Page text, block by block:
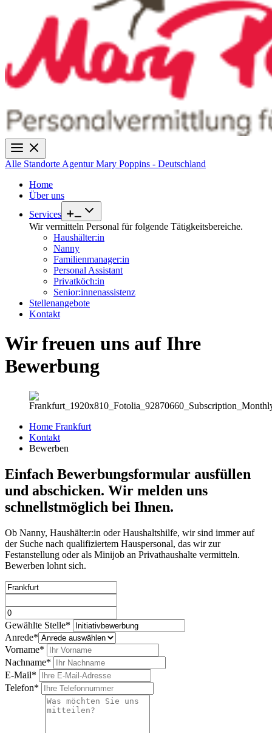
Alle Standorte Agentur Mary Poppins - Deutschland
Home
Über uns
Services
Wir vermitteln Personal für folgende Tätigkeitsbereiche.
Haushälter:in
Nanny
Familienmanager:in
Personal Assistant
Privatköch:in
Senior:innenassistenz
Stellenangebote
Kontakt
Wir freuen uns auf Ihre
Bewerbung
Home Frankfurt
Kontakt
Bewerben
Einfach Bewerbungsformular ausfüllen
und abschicken. Wir melden uns
schnellstmöglich bei Ihnen.
Ob Nanny, Haushälter:in oder Haushaltshilfe, wir sind immer auf
der Suche nach qualifiziertem Hauspersonal, das wir zur
Festanstellung oder als Minijob an Privathaushalte vermitteln.
Bewerben lohnt sich.
Bitte nicht ausfüllen.
Gewählte Stelle*
Anrede*
Vorname*
Nachname*
E-Mail*
Telefon*